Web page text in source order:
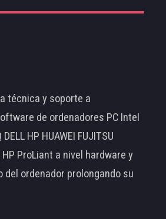
técnica y soporte a
de ordenadores PC Intel
HP HUAWEI FUJITSU
HP ProLiant a nivel hardware y
ordenador prolongando su